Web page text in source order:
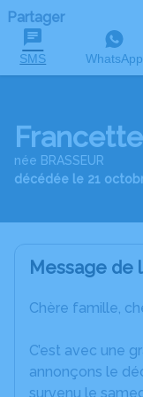
Partager
SMS WhatsApp
née BRASSEUR
décédée le 21
Message de
Chère famille,
C’est avec une
annonçons le
survenu le